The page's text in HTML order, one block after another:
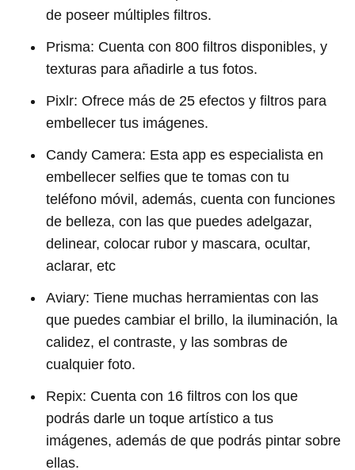
de poseer múltiples filtros.
Prisma: Cuenta con 800 filtros disponibles, y
texturas para añadirle a tus fotos.
Pixlr: Ofrece más de 25 efectos y filtros para
embellecer tus imágenes.
Candy Camera: Esta app es especialista en
embellecer selfies que te tomas con tu
teléfono móvil, además, cuenta con funciones
de belleza, con las que puedes adelgazar,
delinear, colocar rubor y mascara, ocultar,
aclarar, etc
Aviary: Tiene muchas herramientas con las
que puedes cambiar el brillo, la iluminación, la
calidez, el contraste, y las sombras de
cualquier foto.
Repix: Cuenta con 16 filtros con los que
podrás darle un toque artístico a tus
imágenes, además de que podrás pintar sobre
ellas.